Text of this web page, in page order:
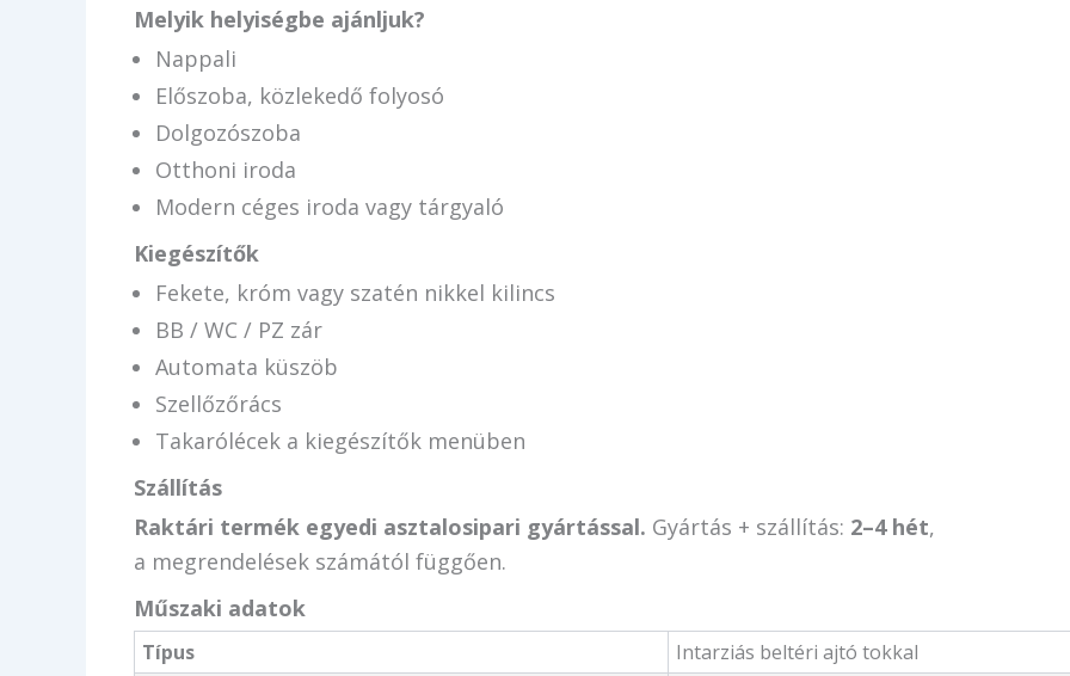
Melyik helyiségbe ajánljuk?
Nappali
Előszoba, közlekedő folyosó
Dolgozószoba
Otthoni iroda
Modern céges iroda vagy tárgyaló
Kiegészítők
Fekete, króm vagy szatén nikkel kilincs
BB / WC / PZ zár
Automata küszöb
Szellőzőrács
Takarólécek a kiegészítők menüben
Szállítás
Raktári termék egyedi asztalosipari gyártással. Gyártás + szállítás: 2–4 hét,
a megrendelések számától függően.
Műszaki adatok
Típus
Intarziás beltéri ajtó tokkal